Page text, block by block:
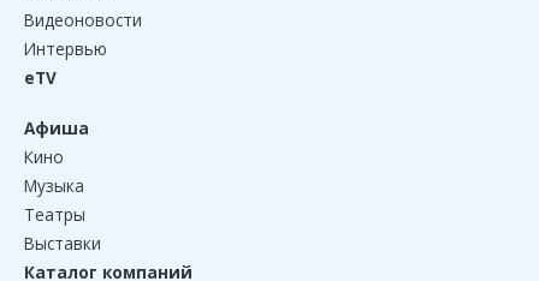
Видеоновости
Интервью
eTV
Афиша
Кино
Музыка
Театры
Выставки
Каталог компаний